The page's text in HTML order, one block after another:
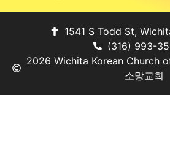
1541 S Todd St,
(316) 993-
2026 Wichita Korean Church
소망교회